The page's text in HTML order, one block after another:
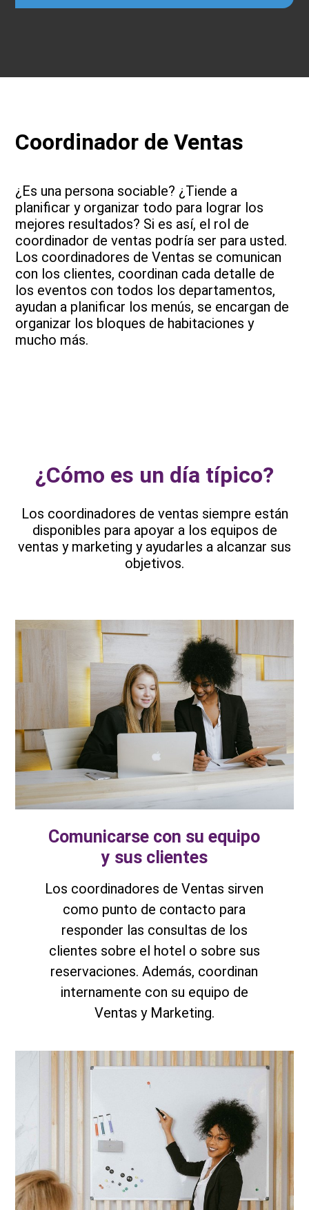
Coordinador de Ventas
¿Es una persona sociable? ¿Tiende a
planificar y organizar todo para lograr los
mejores resultados? Si es así, el rol de
coordinador de ventas podría ser para usted.
Los coordinadores de Ventas se comunican
con los clientes, coordinan cada detalle de
los eventos con todos los departamentos,
ayudan a planificar los menús, se encargan de
organizar los bloques de habitaciones y
mucho más.
¿Cómo es un día típico?
Los coordinadores de ventas siempre están
disponibles para apoyar a los equipos de
ventas y marketing y ayudarles a alcanzar sus
objetivos.
Comunicarse con su equipo
y sus clientes
Los coordinadores de Ventas sirven
como punto de contacto para
responder las consultas de los
clientes sobre el hotel o sobre sus
reservaciones. Además, coordinan
internamente con su equipo de
Ventas y Marketing.